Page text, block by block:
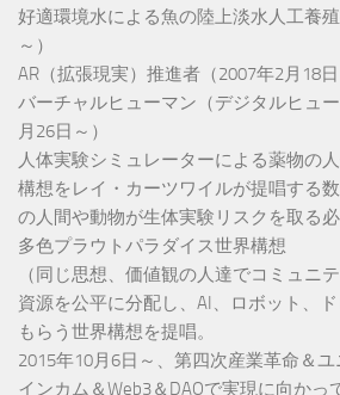
好適環境水による魚の陸上淡水人工養
～）
AR（拡張現実）推進者（2007年2月18日
バーチャルヒューマン（デジタルヒュ
月26日～）
人体実験シミュレーターによる薬物の
構想をレイ・カーツワイルが提唱する
の人間や動物が生体実験リスクを取る必
多色プラウトパラダイス世界構想
（同じ思想、価値観の人達でコミュニ
資源を公平に分配し、AI、ロボット、
もらう世界構想を提唱。
2015年10月6日～、第四次産業革命＆
インカム＆Web3＆DAOで実現に向かっ